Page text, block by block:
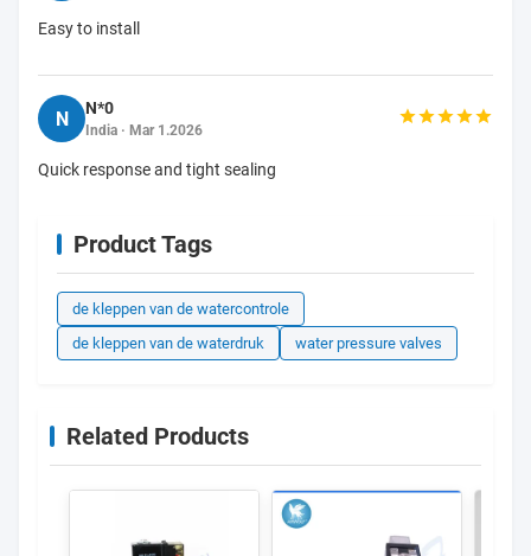
Easy to install
N N*0
India · Mar 1.2026
Quick response and tight sealing
Product Tags
de kleppen van de watercontrole
de kleppen van de waterdruk
water pressure valves
Related Products